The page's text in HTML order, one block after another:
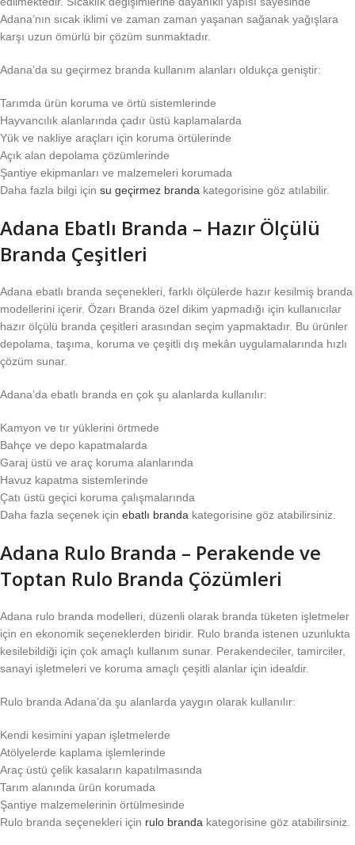
Adana’nın sıcak iklimi ve zaman zaman yaşanan sağanak yağışlara
karşı uzun ömürlü bir çözüm sunmaktadır.
Adana’da su geçirmez branda kullanım alanları oldukça geniştir:
Tarımda ürün koruma ve örtü sistemlerinde
Hayvancılık alanlarında çadır üstü kaplamalarda
Yük ve nakliye araçları için koruma örtülerinde
Açık alan depolama çözümlerinde
Şantiye ekipmanları ve malzemeleri korumada
Daha fazla bilgi için su geçirmez branda kategorisine göz atılabilir.
Adana Ebatlı Branda – Hazır Ölçülü
Branda Çeşitleri
Adana ebatlı branda seçenekleri, farklı ölçülerde hazır kesilmiş branda
modellerini içerir. Özarı Branda özel dikim yapmadığı için kullanıcılar
hazır ölçülü branda çeşitleri arasından seçim yapmaktadır. Bu ürünler
depolama, taşıma, koruma ve çeşitli dış mekân uygulamalarında hızlı
çözüm sunar.
Adana’da ebatlı branda en çok şu alanlarda kullanılır:
Kamyon ve tır yüklerini örtmede
Bahçe ve depo kapatmalarda
Garaj üstü ve araç koruma alanlarında
Havuz kapatma sistemlerinde
Çatı üstü geçici koruma çalışmalarında
Daha fazla seçenek için ebatlı branda kategorisine göz atabilirsiniz.
Adana Rulo Branda – Perakende ve
Toptan Rulo Branda Çözümleri
Adana rulo branda modelleri, düzenli olarak branda tüketen işletmeler
için en ekonomik seçeneklerden biridir. Rulo branda istenen uzunlukta
kesilebildiği için çok amaçlı kullanım sunar. Perakendeciler, tamirciler,
sanayi işletmeleri ve koruma amaçlı çeşitli alanlar için idealdir.
Rulo branda Adana’da şu alanlarda yaygın olarak kullanılır:
Kendi kesimini yapan işletmelerde
Atölyelerde kaplama işlemlerinde
Araç üstü çelik kasaların kapatılmasında
Tarım alanında ürün korumada
Şantiye malzemelerinin örtülmesinde
Rulo branda seçenekleri için rulo branda kategorisine göz atabilirsiniz.